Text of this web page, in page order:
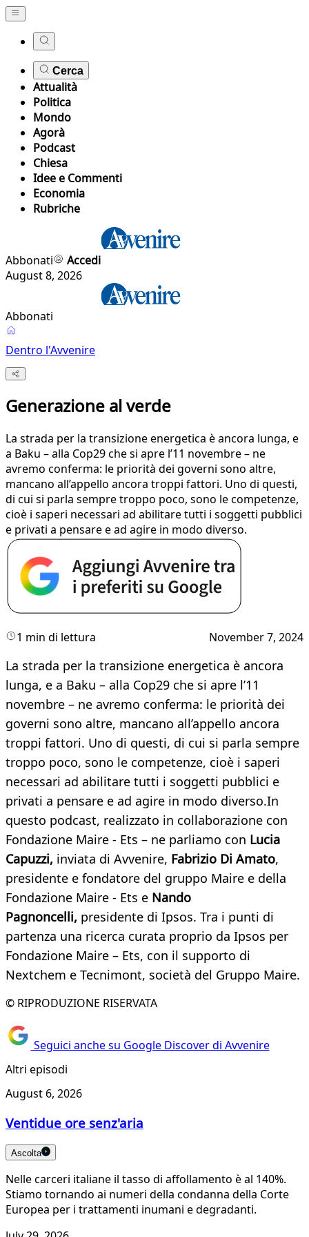
Cerca
Attualità
Politica
Mondo
Agorà
Podcast
Chiesa
Idee e Commenti
Economia
Rubriche
Abbonati
Accedi
August 8, 2026
Abbonati
Dentro l'Avvenire
Generazione al verde
La strada per la transizione energetica è ancora lunga, e
a Baku – alla Cop29 che si apre l’11 novembre – ne
avremo conferma: le priorità dei governi sono altre,
mancano all’appello ancora troppi fattori. Uno di questi,
di cui si parla sempre troppo poco, sono le competenze,
cioè i saperi necessari ad abilitare tutti i soggetti pubblici
e privati a pensare e ad agire in modo diverso.
1 min di lettura November 7, 2024
La strada per la transizione energetica è ancora
lunga, e a Baku – alla Cop29 che si apre l’11
novembre – ne avremo conferma: le priorità dei
governi sono altre, mancano all’appello ancora
troppi fattori. Uno di questi, di cui si parla sempre
troppo poco, sono le competenze, cioè i saperi
necessari ad abilitare tutti i soggetti pubblici e
privati a pensare e ad agire in modo diverso.In
questo podcast, realizzato in collaborazione con
Fondazione Maire - Ets – ne parliamo con Lucia
Capuzzi, inviata di Avvenire, Fabrizio Di Amato,
presidente e fondatore del gruppo Maire e della
Fondazione Maire - Ets e Nando
Pagnoncelli, presidente di Ipsos. Tra i punti di
partenza una ricerca curata proprio da Ipsos per
Fondazione Maire – Ets, con il supporto di
Nextchem e Tecnimont, società del Gruppo Maire.
© RIPRODUZIONE RISERVATA
Seguici anche su Google Discover di Avvenire
Altri episodi
August 6, 2026
Ventidue ore senz'aria
Ascolta
Nelle carceri italiane il tasso di affollamento è al 140%.
Stiamo tornando ai numeri della condanna della Corte
Europea per i trattamenti inumani e degradanti.